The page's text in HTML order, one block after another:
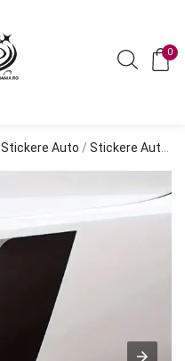
0
Stickere Auto / Stickere Auto Tuning